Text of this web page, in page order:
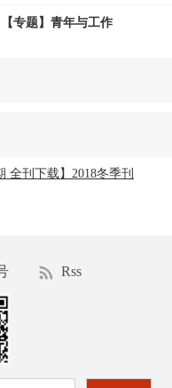
专题】青年与工作
全刊下载】2018冬季刊
Rss